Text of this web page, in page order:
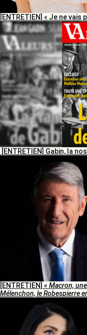
[ENTRETIEN] « Je ne vais
[ENTRETIEN] Gabin, la
[ENTRETIEN] « Macron,
Mélenchon, le Robespierre